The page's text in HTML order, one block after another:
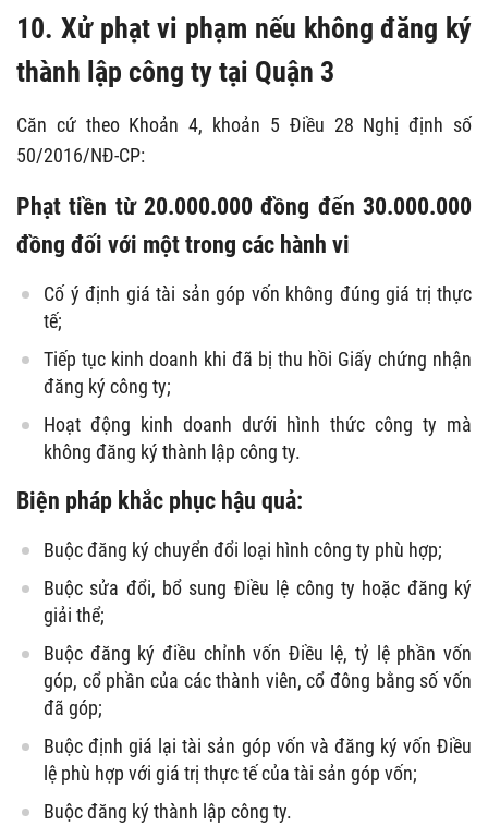
10. Xử phạt vi phạm nếu không đăng ký
thành lập công ty tại Quận 3
Căn cứ theo Khoản 4, khoản 5 Điều 28 Nghị định số
50/2016/NĐ-CP:
Phạt tiền từ 20.000.000 đồng đến 30.000.000
đồng đối với một trong các hành vi
Cố ý định giá tài sản góp vốn không đúng giá trị thực
tế;
Tiếp tục kinh doanh khi đã bị thu hồi Giấy chứng nhận
đăng ký công ty;
Hoạt động kinh doanh dưới hình thức công ty mà
không đăng ký thành lập công ty.
Biện pháp khắc phục hậu quả:
Buộc đăng ký chuyển đổi loại hình công ty phù hợp;
Buộc sửa đổi, bổ sung Điều lệ công ty hoặc đăng ký
giải thể;
Buộc đăng ký điều chỉnh vốn Điều lệ, tỷ lệ phần vốn
góp, cổ phần của các thành viên, cổ đông bằng số vốn
đã góp;
Buộc định giá lại tài sản góp vốn và đăng ký vốn Điều
lệ phù hợp với giá trị thực tế của tài sản góp vốn;
Buộc đăng ký thành lập công ty.